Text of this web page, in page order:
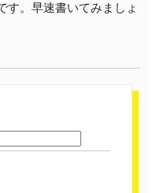
す。早速書いてみましょ